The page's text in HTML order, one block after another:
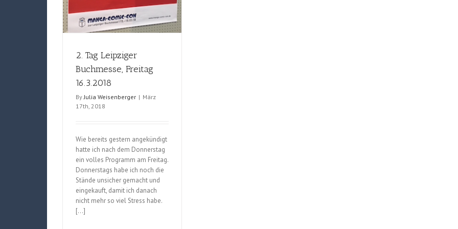
2. Tag Leipziger
Buchmesse, Freitag
16.3.2018
By Julia Weisenberger | März
17th, 2018
Wie bereits gestern angekündigt
hatte ich nach dem Donnerstag
ein volles Programm am Freitag.
Donnerstags habe ich noch die
Stände unsicher gemacht und
eingekauft, damit ich danach
nicht mehr so viel Stress habe.
[…]